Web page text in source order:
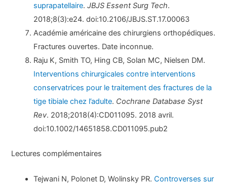
suprapatellaire.JBJS Essent Surg Tech.
2018;8(3):e24. doi:10.2106/JBJS.ST.17.00063
Académie américaine des chirurgiens orthopédiques.
Fractures ouvertes. Date inconnue.
Raju K, Smith TO, Hing CB, Solan MC, Nielsen DM.
Interventions chirurgicales contre interventions
conservatrices pour le traitement des fractures de la
tige tibiale chez l’adulte. Cochrane Database Syst
Rev. 2018;2018(4):CD011095. 2018 avril.
doi:10.1002/14651858.CD011095.pub2
Lectures complémentaires
Tejwani N, Polonet D, Wolinsky PR.Controverses sur